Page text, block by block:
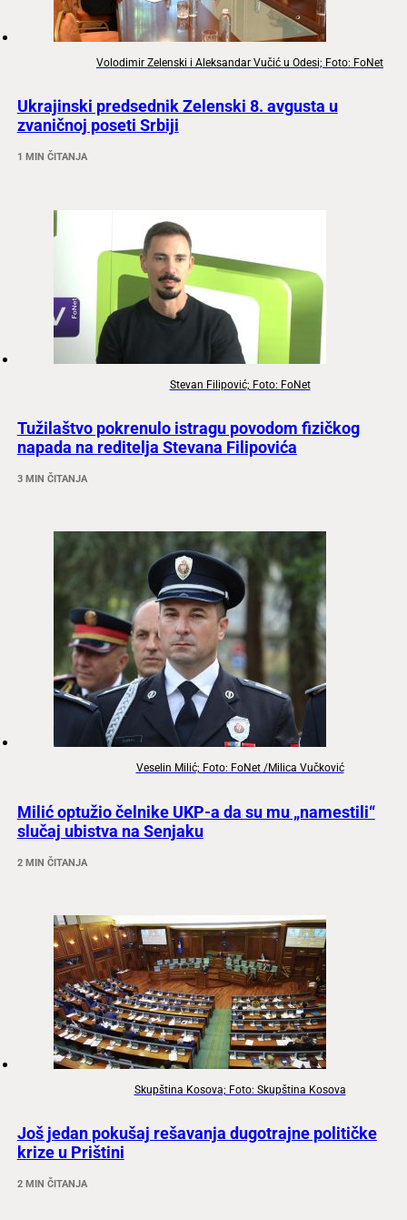
Volodimir Zelenski i Aleksandar Vučić u Odesi; Foto: FoNet
Ukrajinski predsednik Zelenski 8. avgusta u
zvaničnoj poseti Srbiji
1 MIN ČITANJA
Stevan Filipović; Foto: FoNet
Tužilaštvo pokrenulo istragu povodom fizičkog
napada na reditelja Stevana Filipovića
3 MIN ČITANJA
Veselin Milić; Foto: FoNet /Milica Vučković
Milić optužio čelnike UKP-a da su mu „namestili“
slučaj ubistva na Senjaku
2 MIN ČITANJA
Skupština Kosova; Foto: Skupština Kosova
Još jedan pokušaj rešavanja dugotrajne političke
krize u Prištini
2 MIN ČITANJA